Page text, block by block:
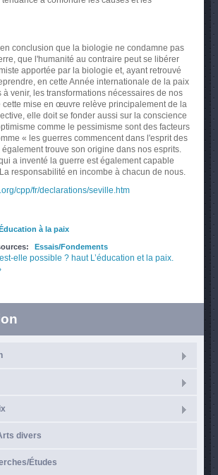
conclusion que la biologie ne condamne pas
que l'humanité au contraire peut se libérer
apportée par la biologie et, ayant retrouvé
en cette Année internationale de la paix
à venir, les transformations nécessaires de nos
cette mise en œuvre relève principalement de la
elle doit se fonder aussi sur la conscience
comme le pessimisme sont des facteurs
« les guerres commencent dans l'esprit des
également trouve son origine dans nos esprits.
a inventé la guerre est également capable
responsabilité en incombe à chacun de nous.
cpp/fr/declarations/seville.htm
à la paix
Essais/Fondements
elle possible ? haut L’éducation et la paix.
divers
Études